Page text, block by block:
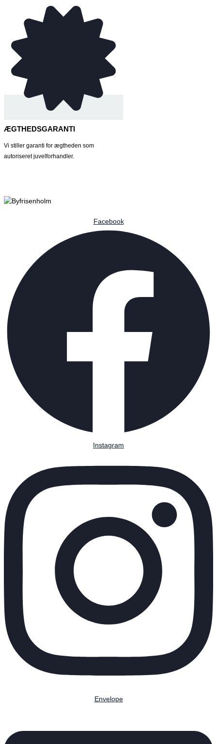
ÆGTHEDSGARANTI
Vi stiller garanti for ægtheden som
autoriseret juvelforhandler.
Facebook
Instagram
Envelope